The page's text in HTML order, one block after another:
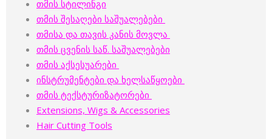
თმის სტილინგი
თმის შესაღები საშუალებები
თმისა და თავის კანის მოვლა
თმის ცვენის საწ. საშუალებები
თმის აქსესუარები
ინსტრუმენტები და ხელსაწყოები
თმის ტექსტურიზატორები
Extensions, Wigs & Accessories
Hair Cutting Tools